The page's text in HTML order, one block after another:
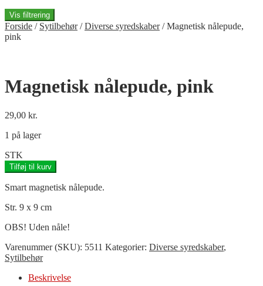
Vis filtrering
Forside / Sytilbehør/Diverse syredskaber/Magnetisk nålepude,
pink
Magnetisk nålepude, pink
29,00 kr.
1 på lager
STK
Tilføj til kurv
Smart magnetisk nålepude.
Str. 9 x 9 cm
OBS! Uden nåle!
Varenummer (SKU): 5511 Kategorier: Diverse syredskaber,
Sytilbehør
Beskrivelse